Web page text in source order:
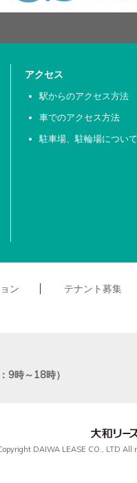
アクセス
駅からのアクセス方法
車でのアクセス方法
駐車場、駐輪場について
ン
テナント募集
9時～18時）
DAIWA LEASE CO., LTD All